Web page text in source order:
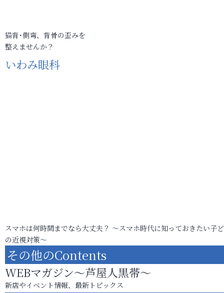
猫背･側弯、背骨の歪みを
整えませんか？
いわみ眼科
スマホは何時間までなら大丈夫？ ～スマホ時代に知っておきたい子
の近視対策～
その他のContents
WEBマガジン～芦屋人黒帯～
新店やイベント情報、最新トピックス